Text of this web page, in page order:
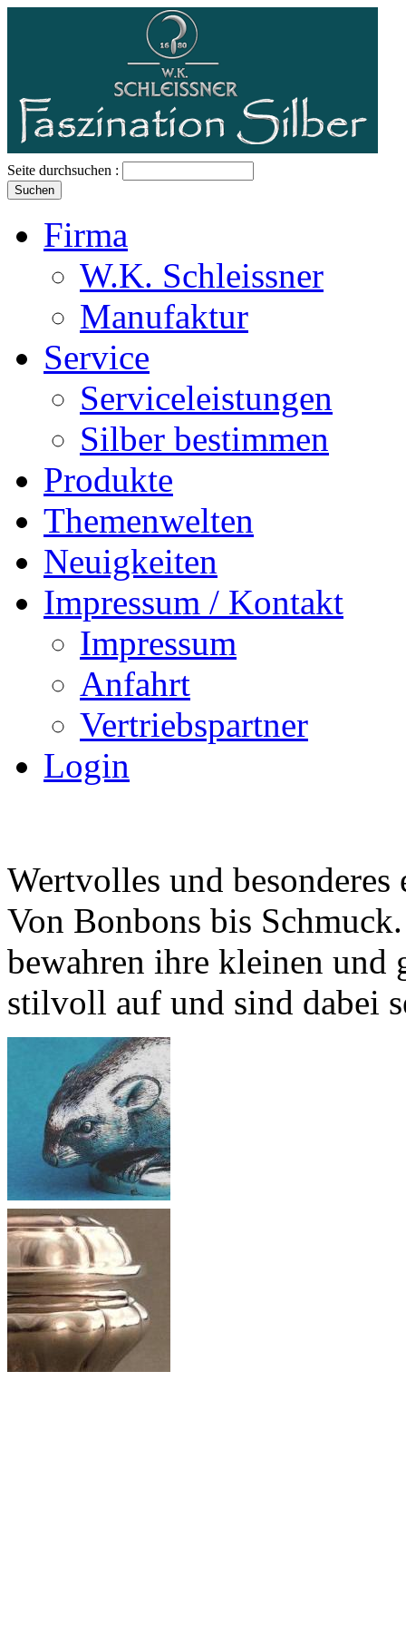
Seite durchsuchen :
Firma
W.K. Schleissner
Manufaktur
Service
Serviceleistungen
Silber bestimmen
Produkte
Themenwelten
Neuigkeiten
Impressum / Kontakt
Impressum
Anfahrt
Vertriebspartner
Login
Wertvolles und besonderes
Von Bonbons bis
bewahren ihre kleinen und
stilvoll auf und sind dabei